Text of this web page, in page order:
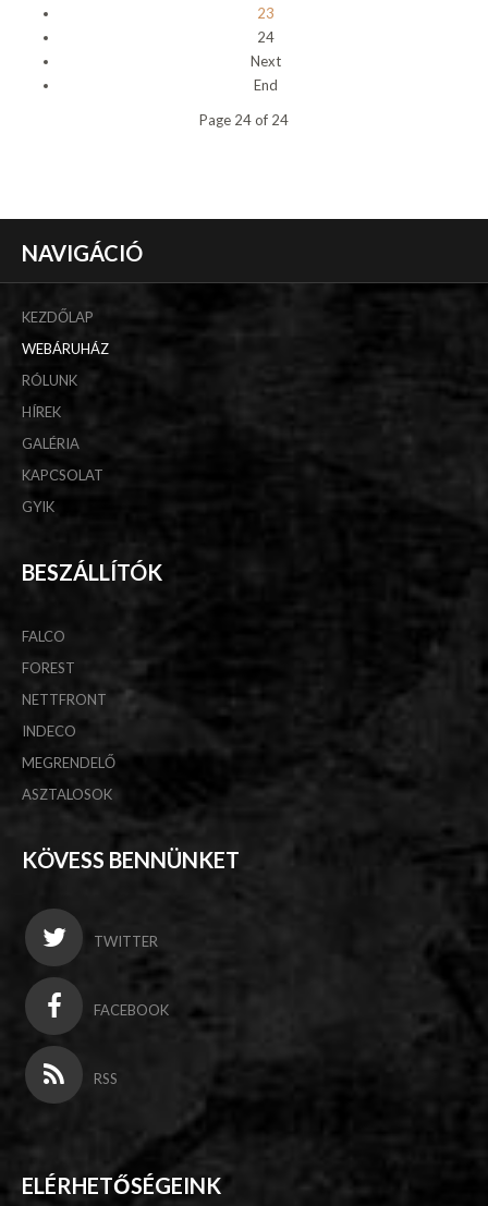
23
24
Next
End
Page 24 of 24
NAVIGÁCIÓ
KEZDŐLAP
WEBÁRUHÁZ
RÓLUNK
HÍREK
GALÉRIA
KAPCSOLAT
GYIK
BESZÁLLÍTÓK
FALCO
FOREST
NETTFRONT
INDECO
MEGRENDELŐ
ASZTALOSOK
KÖVESS BENNÜNKET
TWITTER
FACEBOOK
RSS
ELÉRHETŐSÉGEINK